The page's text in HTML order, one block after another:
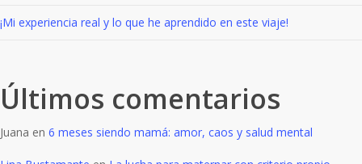
¡Mi experiencia real y lo que he aprendido en este viaje!
Últimos comentarios
Juana en 6 meses siendo mamá: amor, caos y salud mental